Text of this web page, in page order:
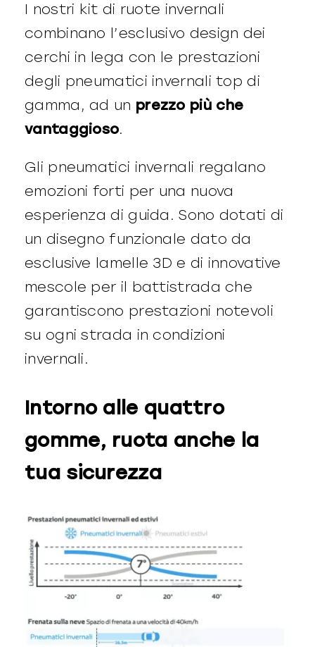
I nostri kit di ruote invernali
combinano l’esclusivo design dei
cerchi in lega con le prestazioni
degli pneumatici invernali top di
gamma, ad un prezzo più che
vantaggioso.
Gli pneumatici invernali regalano
emozioni forti per una nuova
esperienza di guida. Sono dotati di
un disegno funzionale dato da
esclusive lamelle 3D e di innovative
mescole per il battistrada che
garantiscono prestazioni notevoli
su ogni strada in condizioni
invernali.
Intorno alle quattro
gomme, ruota anche la
tua sicurezza